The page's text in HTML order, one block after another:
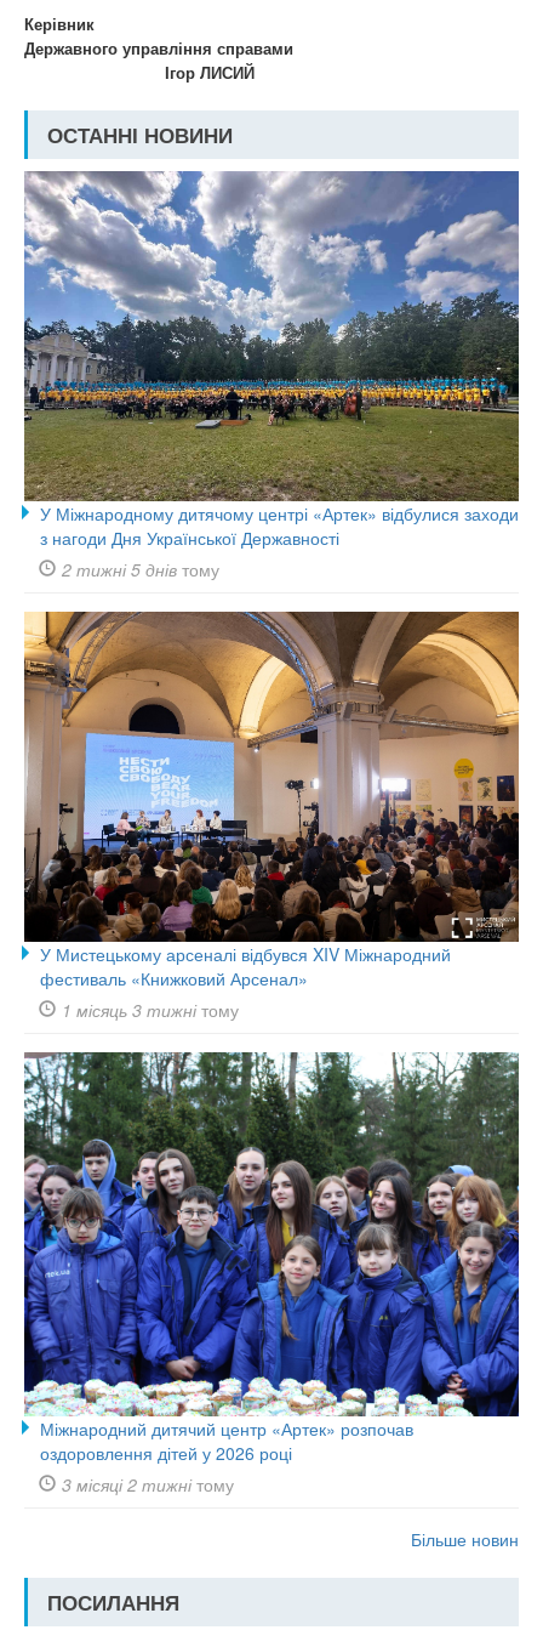
Керівник
Державного управління справами
Ігор ЛИСИЙ
ОСТАННІ НОВИНИ
У Міжнародному дитячому центрі «Артек» відбулися заходи
з нагоди Дня Української Державності
2 тижні 5 днів тому
У Мистецькому арсеналі відбувся XIV Міжнародний
фестиваль «Книжковий Арсенал»
1 місяць 3 тижнітому
Міжнародний дитячий центр «Артек» розпочав
оздоровлення дітей у 2026 році
3 місяці 2 тижнітому
Більше новин
ПОСИЛАННЯ